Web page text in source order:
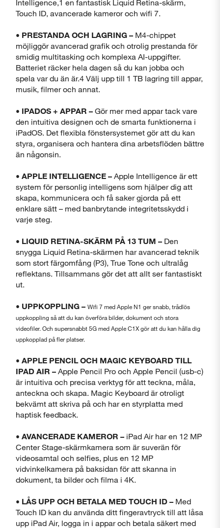
Intelligence,1 en fantastisk Liquid Retina-skärm,
Touch ID, avancerade kameror och wifi 7.
• PRESTANDA OCH LAGRING – M4-chippet
möjliggör avancerad grafik och otrolig prestanda för
smidig multitasking och komplexa AI-uppgifter.
Batteriet räcker hela dagen så du kan jobba och
spela var du än är.4 Välj upp till 1 TB lagring till appar,
musik, filmer och annat.
• IPADOS + APPAR – Gör mer med appar tack vare
den intuitiva designen och de smarta funktionerna i
iPadOS. Det flexibla fönstersystemet gör att du kan
styra, organisera och hantera dina arbetsflöden bättre
än någonsin.
• APPLE INTELLIGENCE – Apple Intelligence är ett
system för personlig intelligens som hjälper dig att
skapa, kommunicera och få saker gjorda på ett
enklare sätt – med banbrytande integritetsskydd i
varje steg.
• LIQUID RETINA-SKÄRM PÅ 13 TUM – Den
snygga Liquid Retina-skärmen har avancerad teknik
som stort färgomfång (P3), True Tone och ultralåg
reflektans. Tillsammans gör det att allt ser fantastiskt
ut.
• UPPKOPPLING – Wifi 7 med Apple N1 ger snabb, trådlös
uppkoppling så att du kan överföra bilder, dokument och stora
videofiler. Och supersnabbt 5G med Apple C1X gör att du kan hålla dig
uppkopplad på fler platser.
• APPLE PENCIL OCH MAGIC KEYBOARD TILL
IPAD AIR – Apple Pencil Pro och Apple Pencil (usb-c)
är intuitiva och precisa verktyg för att teckna, måla,
anteckna och skapa. Magic Keyboard är otroligt
bekvämt att skriva på och har en styrplatta med
haptisk feedback.
• AVANCERADE KAMEROR – iPad Air har en 12 MP
Center Stage-skärmkamera som är suverän för
videosamtal och selfies, plus en 12 MP
vidvinkelkamera på baksidan för att skanna in
dokument, ta bilder och filma i 4K.
• LÅS UPP OCH BETALA MED TOUCH ID – Med
Touch ID kan du använda ditt fingeravtryck till att låsa
upp iPad Air, logga in i appar och betala säkert med